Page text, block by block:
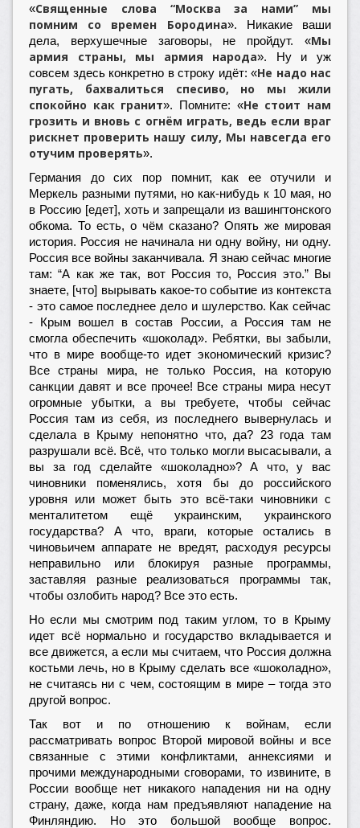
«Священные слова “Москва за нами” мы
помним со времен Бородина». Никакие ваши
дела, верхушечные заговоры, не пройдут. «Мы
армия страны, мы армия народа». Ну и уж
совсем здесь конкретно в строку идёт: «Не надо нас
пугать, бахвалиться спесиво, но мы жили
спокойно как гранит». Помните: «Не стоит нам
грозить и вновь с огнём играть, ведь если враг
рискнет проверить нашу силу, Мы навсегда его
отучим проверять».
Германия до сих пор помнит, как ее отучили и
Меркель разными путями, но как-нибудь к 10 мая, но
в Россию [едет], хоть и запрещали из вашингтонского
обкома. То есть, о чём сказано? Опять же мировая
история. Россия не начинала ни одну войну, ни одну.
Россия все войны заканчивала. Я знаю сейчас многие
там: “А как же так, вот Россия то, Россия это.” Вы
знаете, [что] вырывать какое-то событие из контекста
- это самое последнее дело и шулерство. Как сейчас
- Крым вошел в состав России, а Россия там не
смогла обеспечить «шоколад». Ребятки, вы забыли,
что в мире вообще-то идет экономический кризис?
Все страны мира, не только Россия, на которую
санкции давят и все прочее! Все страны мира несут
огромные убытки, а вы требуете, чтобы сейчас
Россия там из себя, из последнего вывернулась и
сделала в Крыму непонятно что, да? 23 года там
разрушали всё. Всё, что только могли высасывали, а
вы за год сделайте «шоколадно»? А что, у вас
чиновники поменялись, хотя бы до российского
уровня или может быть это всё-таки чиновники с
менталитетом ещё украинским, украинского
государства? А что, враги, которые остались в
чиновьичем аппарате не вредят, расходуя ресурсы
неправильно или блокируя разные программы,
заставляя разные реализоваться программы так,
чтобы озлобить народ? Все это есть.
Но если мы смотрим под таким углом, то в Крыму
идет всё нормально и государство вкладывается и
все движется, а если мы считаем, что Россия должна
костьми лечь, но в Крыму сделать все «шоколадно»,
не считаясь ни с чем, состоящим в мире – тогда это
другой вопрос.
Так вот и по отношению к войнам, если
рассматривать вопрос Второй мировой войны и все
связанные с этими конфликтами, аннексиями и
прочими международными сговорами, то извините, в
России вообще нет никакого нападения ни на одну
страну, даже, когда нам предъявляют нападение на
Финляндию. Но это большой вообще вопрос.